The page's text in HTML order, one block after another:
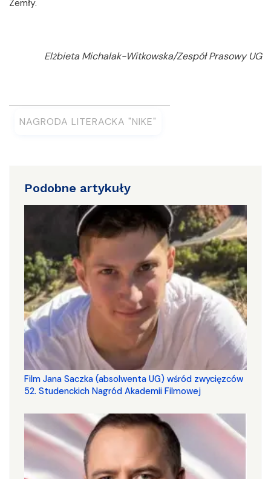
Zemły.
Elżbieta Michalak-Witkowska/Zespół Prasowy UG
NAGRODA LITERACKA "NIKE"
Podobne artykuły
Film Jana Saczka (absolwenta UG) wśród zwycięzców
52. Studenckich Nagród Akademii Filmowej